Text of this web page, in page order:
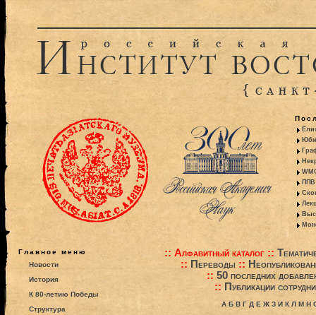
ППВ
Главное меню
Новости
История
К 80-летию Победы
Структура
:: Алфавитный каталог ::
:: Переводы::
:: 50 последних
:: Публикации
А Б В Г Д Е Ж З И К Л М Н